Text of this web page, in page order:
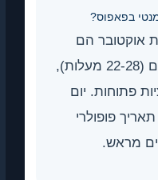
בפאפוס?
אוקטובר הם
המושלמים – מזג אוויר נעים (22-28 מעלות),
פתוחות. יום
הוא תאריך פופולרי